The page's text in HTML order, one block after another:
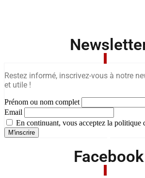
Restez informé, inscrivez-vous à notre
et utile !
Prénom ou nom complet
Email
En continuant, vous acceptez la politique
Facebook